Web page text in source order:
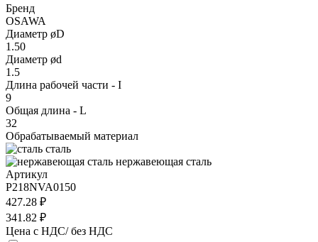
Бренд
OSAWA
Диаметр øD
1.50
Диаметр ød
1.5
Длина рабочей части - I
9
Общая длина - L
32
Обрабатываемый материал
сталь
нержавеющая сталь
Артикул
P218NVA0150
427.28 ₽
341.82 ₽
Цена с НДС/ без НДС